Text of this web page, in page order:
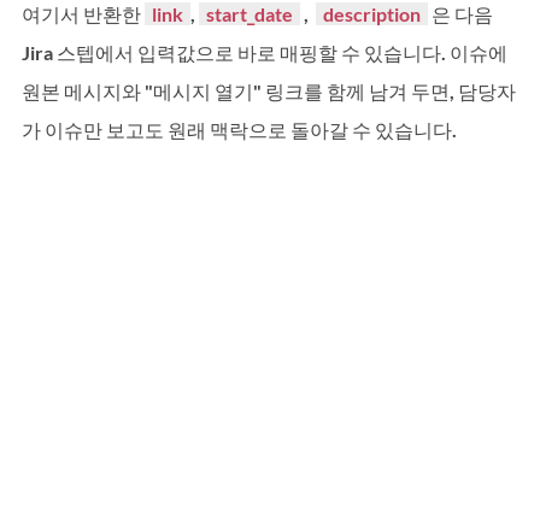
여기서 반환한
  link
,
  start_date
,
  description
은 다음
Jira 스텝에서 입력값으로 바로 매핑할 수 있습니다. 이슈에
원본 메시지와 "메시지 열기" 링크를 함께 남겨 두면, 담당자
가 이슈만 보고도 원래 맥락으로 돌아갈 수 있습니다.